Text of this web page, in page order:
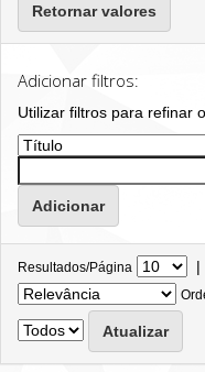
Retornar valores
Adicionar filtros:
Utilizar filtros para refinar
Resultados/Página |